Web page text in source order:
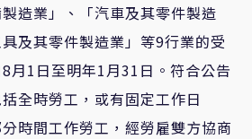
造業」、「汽車及其零件製造
及其零件製造業」等9行業的受
8月1 日至明年1月31 日。符合公告
全時勞工，或有固定工作日
分時間工作勞工，經勞雇雙方協商